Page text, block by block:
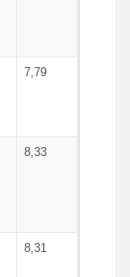
7,79
8,33
8,31